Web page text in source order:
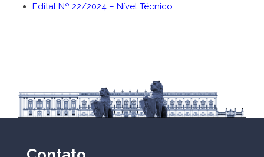
Edital Nº 22/2024 – Nível Técnico